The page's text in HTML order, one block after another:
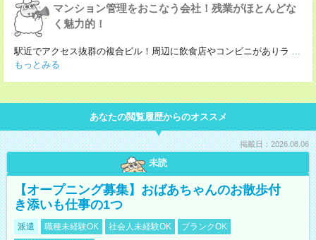
マンション管理をおこなう会社！残業がほとんどな
く魅力的！
駅近でアクセス抜群の複合ビル！周辺に飲食店やコンビニがありラ ...
もっとみる
あなたの閲覧履歴からのオススメ
掲載日：2026.08.06
未読
【オープニング募集】おばあちゃんのお散歩付
き添いも仕事の1つ
派遣 職種未経験OK 社会人未経験OK
ブランクOK